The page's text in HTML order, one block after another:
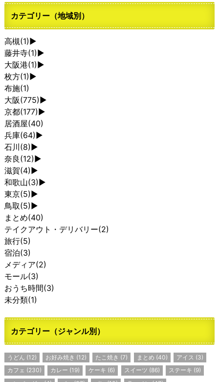
カテゴリー（地域別）
高槻(1)►
藤井寺(1)►
大阪港(1)►
枚方(1)►
布施(1)
大阪(775)►
京都(177)►
居酒屋(40)
兵庫(64)►
石川(8)►
奈良 (12)►
滋賀(4)►
和歌山(3)►
東京(5)►
鳥取(5)►
まとめ(40)
テイクアウト・デリバリー(2)
旅行(5)
宿泊(3)
メディア(2)
モール(3)
おうち時間(3)
未分類(1)
カテゴリー（ジャンル別）
うどん (12) お好み焼き (12) たこ焼き (7) まとめ (40) アイス (3)
カフェ (230) カレー (19) ケーキ (6) スイーツ (86) ステーキ (9)